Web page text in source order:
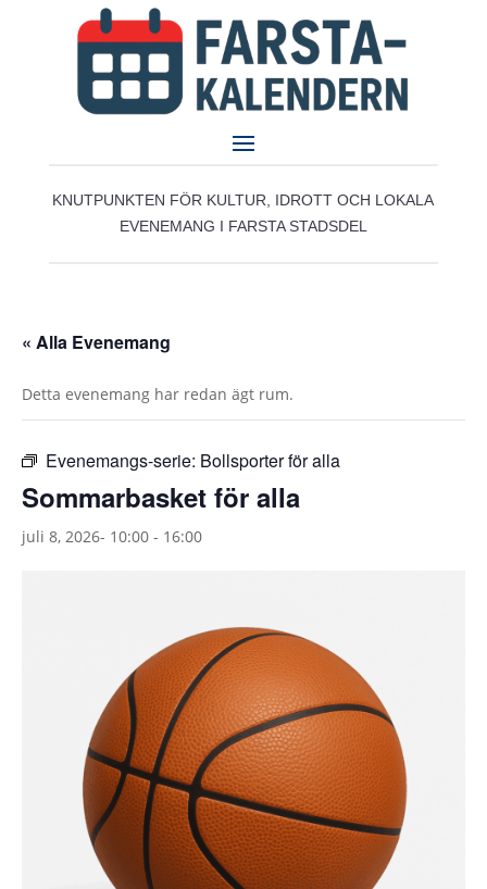
KNUTPUNKTEN FÖR KULTUR, IDROTT OCH LOKALA
EVENEMANG I FARSTA STADSDEL
« Alla Evenemang
Detta evenemang har redan ägt rum.
Evenemangs-serie: Bollsporter för alla
Sommarbasket för alla
juli 8, 2026- 10:00 - 16:00